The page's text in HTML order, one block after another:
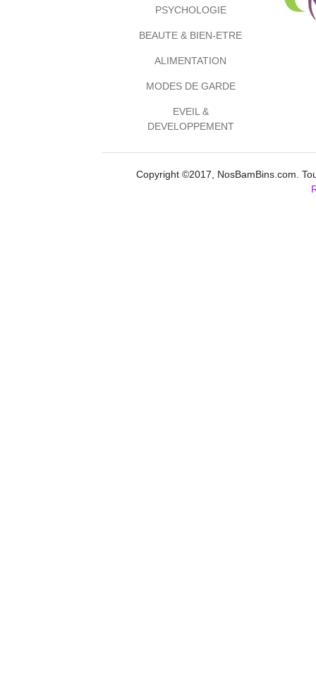
PSYCHOLOGIE
BEAUTE & BIEN-ETRE
ALIMENTATION
MODES DE GARDE
EVEIL &
DEVELOPPEMENT
Copyright ©2017, NosBamBins.com.